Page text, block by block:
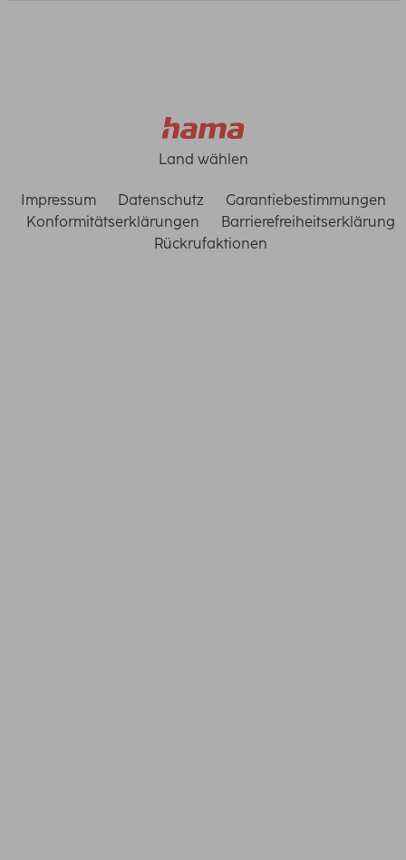
Land wählen
Impressum Datenschutz
Garantiebestimmungen
Konformitätserklärungen
Barrierefreiheitserklärung
Rückrufaktionen